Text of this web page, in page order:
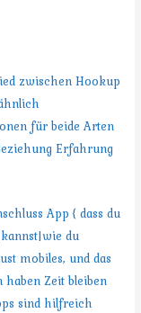
zwischen Hookup
für beide Arten
Erfahrung
App { dass du
du
mobiles, und das
Zeit bleiben
sind hilfreich